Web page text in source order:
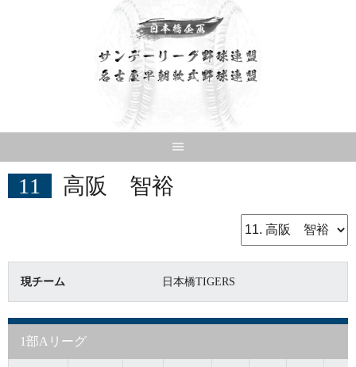
11 高阪 智裕
現チーム 日本橋TIGERS
1部Aリーグ